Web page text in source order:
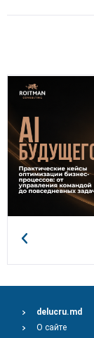
delucru.md
О сайте